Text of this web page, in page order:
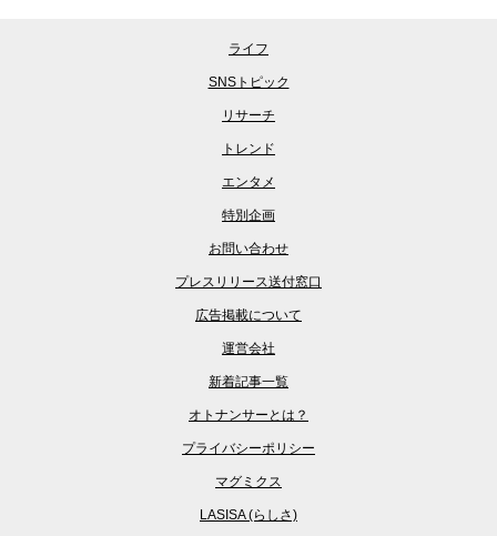
ライフ
SNSトピック
リサーチ
トレンド
エンタメ
特別企画
お問い合わせ
プレスリリース送付窓口
広告掲載について
運営会社
新着記事一覧
オトナンサーとは？
プライバシーポリシー
マグミクス
LASISA (らしさ)